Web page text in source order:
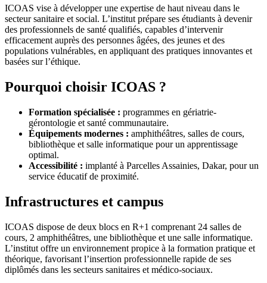
ICOAS vise à développer une expertise de haut niveau dans le
secteur sanitaire et social. L’institut prépare ses étudiants à devenir
des professionnels de santé qualifiés, capables d’intervenir
efficacement auprès des personnes âgées, des jeunes et des
populations vulnérables, en appliquant des pratiques innovantes et
basées sur l’éthique.
Pourquoi choisir ICOAS ?
Formation spécialisée : programmes en gériatrie-
gérontologie et santé communautaire.
Équipements modernes : amphithéâtres, salles de cours,
bibliothèque et salle informatique pour un apprentissage
optimal.
Accessibilité : implanté à Parcelles Assainies, Dakar, pour un
service éducatif de proximité.
Infrastructures et campus
ICOAS dispose de deux blocs en R+1 comprenant 24 salles de
cours, 2 amphithéâtres, une bibliothèque et une salle informatique.
L’institut offre un environnement propice à la formation pratique et
théorique, favorisant l’insertion professionnelle rapide de ses
diplômés dans les secteurs sanitaires et médico-sociaux.